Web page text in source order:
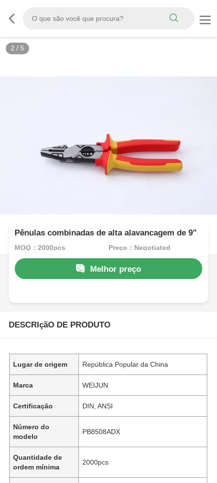
2 / 5
Pênulas combinadas de alta alavancagem de 9"
MOQ：2000pcs Preço：Negotiated
Melhor preço
DESCRIçãO DE PRODUTO
Lugar de origem República Popular da China
Marca WEIJUN
Certificação DIN, ANSI
Número do
modelo
PB8508ADX
Quantidade de
ordem mínima
2000pcs